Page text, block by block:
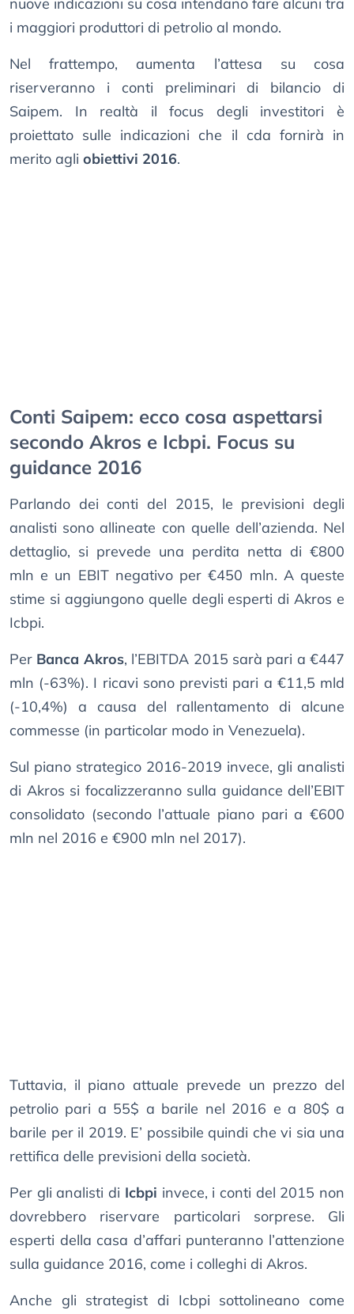
nuove indicazioni su cosa intendano fare alcuni tra
i maggiori produttori di petrolio al mondo.
Nel frattempo, aumenta l’attesa su cosa
riserveranno i conti preliminari di bilancio di
Saipem. In realtà il focus degli investitori è
proiettato sulle indicazioni che il cda fornirà in
merito agli obiettivi 2016.
Conti Saipem: ecco cosa aspettarsi
secondo Akros e Icbpi. Focus su
guidance 2016
Parlando dei conti del 2015, le previsioni degli
analisti sono allineate con quelle dell’azienda. Nel
dettaglio, si prevede una perdita netta di €800
mln e un EBIT negativo per €450 mln. A queste
stime si aggiungono quelle degli esperti di Akros e
Icbpi.
Per Banca Akros, l’EBITDA 2015 sarà pari a €447
mln (-63%). I ricavi sono previsti pari a €11,5 mld
(-10,4%) a causa del rallentamento di alcune
commesse (in particolar modo in Venezuela).
Sul piano strategico 2016-2019 invece, gli analisti
di Akros si focalizzeranno sulla guidance dell’EBIT
consolidato (secondo l’attuale piano pari a €600
mln nel 2016 e €900 mln nel 2017).
Tuttavia, il piano attuale prevede un prezzo del
petrolio pari a 55$ a barile nel 2016 e a 80$ a
barile per il 2019. E’ possibile quindi che vi sia una
rettifica delle previsioni della società.
Per gli analisti di Icbpi invece, i conti del 2015 non
dovrebbero riservare particolari sorprese. Gli
esperti della casa d’affari punteranno l’attenzione
sulla guidance 2016, come i colleghi di Akros.
Anche gli strategist di Icbpi sottolineano come